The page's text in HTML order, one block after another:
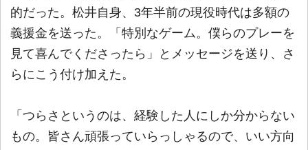
的だった。松井自身、3年半前の現役時代は多額の
義援金を送った。「特別なゲーム。僕らのプレーを
見て喜んでくださったら」とメッセージを送り、さ
らにこう付け加えた。
「つらさというのは、経験した人にしか分からない
もの。皆さん頑張っていらっしゃるので、いい方向